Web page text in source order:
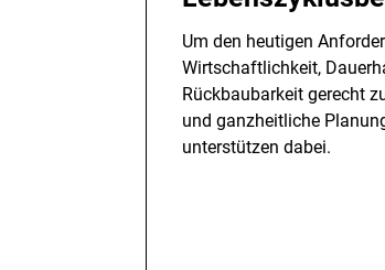
Um den heutigen
Wirtschaftlichkeit,
Rückbaubarkeit gerecht
und ganzheitliche
unterstützen dabei.